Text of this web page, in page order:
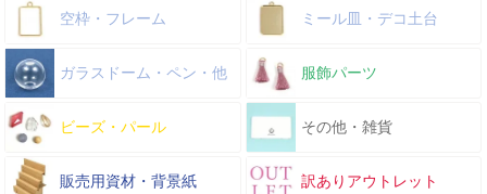
空枠・フレーム ミール皿・デコ土台
ガラスドーム・ペン・他 服飾パーツ
ビーズ・パール その他・雑貨
販売用資材・背景紙 訳ありアウトレット